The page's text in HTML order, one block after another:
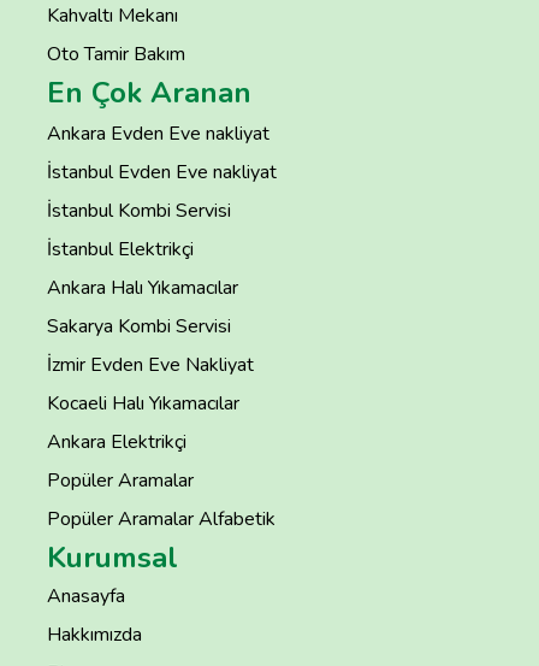
Kahvaltı Mekanı
Oto Tamir Bakım
En Çok Aranan
Ankara Evden Eve nakliyat
İstanbul Evden Eve nakliyat
İstanbul Kombi Servisi
İstanbul Elektrikçi
Ankara Halı Yıkamacılar
Sakarya Kombi Servisi
İzmir Evden Eve Nakliyat
Kocaeli Halı Yıkamacılar
Ankara Elektrikçi
Popüler Aramalar
Popüler Aramalar Alfabetik
Kurumsal
Anasayfa
Hakkımızda